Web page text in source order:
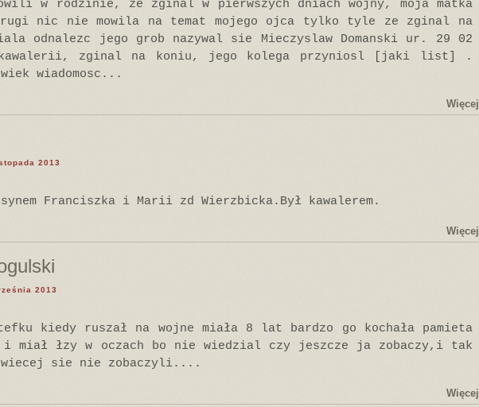
w rodzinie, ze zginal w pierwszych dniach wojny, moja matka
nic nie mowila na temat mojego ojca tylko tyle ze zginal na
odnalezc jego grob nazywal sie Mieczyslaw Domanski ur. 29 02
kawalerii, zginal na koniu, jego kolega przyniosl [jaki list] .
wiadomosc...
Więcej
2013
Franciszka i Marii zd Wierzbicka.Był kawalerem.
Więcej
2013
kiedy ruszał na wojne miała 8 lat bardzo go kochała pamieta
i miał łzy w oczach bo nie wiedzial czy jeszcze ja zobaczy,i tak
sie nie zobaczyli....
Więcej